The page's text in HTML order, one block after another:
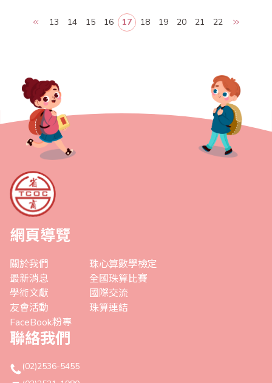
來自全國各縣市近二千人參加競技，家長可以臨場感受比賽情形，
使會場熱鬧滾滾，圓滿成功。 比賽於8時展開，分為心算、數學各
13 14 15 16 17 18 19 20 21 22
網頁導覽
關於我們
最新消息
學術文獻
友會活動
FaceBook粉專
珠心算數學檢定
全國珠算比賽
國際交流
珠算連結
聯絡我們
(02)2536-5455